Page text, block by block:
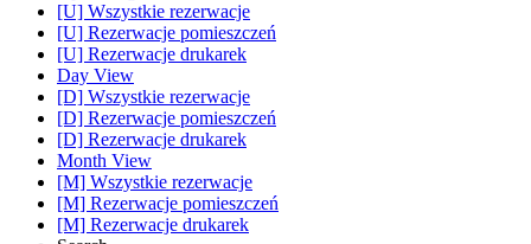
[U] Wszystkie rezerwacje
[U] Rezerwacje pomieszczeń
[U] Rezerwacje drukarek
Day View
[D] Wszystkie rezerwacje
[D] Rezerwacje pomieszczeń
[D] Rezerwacje drukarek
Month View
[M] Wszystkie rezerwacje
[M] Rezerwacje pomieszczeń
[M] Rezerwacje drukarek